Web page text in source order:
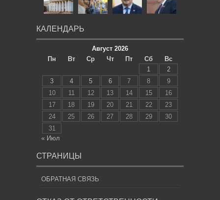
КАЛЕНДАРЬ
Август 2026
Пн
Вт Ср Чт Пт Сб
Вс
1
2
3
4 5 6 7 8
9
10
11 12 13 14 15
16
17
18 19 20 21 22
23
24
25 26 27 28 29
30
31
« Июл
СТРАНИЦЫ
ОБРАТНАЯ СВЯЗЬ